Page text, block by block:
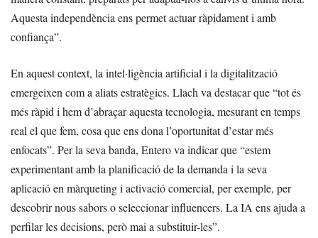
Aquesta independència ens permet actuar ràpidament i amb
confiança”.
En aquest context, la intel·ligència artificial i la digitalització
emergeixen com a aliats estratègics. Llach va destacar que “tot és
més ràpid i hem d’abraçar aquesta tecnologia, mesurant en temps
real el que fem, cosa que ens dona l’oportunitat d’estar més
enfocats”. Per la seva banda, Entero va indicar que “estem
experimentant amb la planificació de la demanda i la seva
aplicació en màrqueting i activació comercial, per exemple, per
descobrir nous sabors o seleccionar influencers. La IA ens ajuda a
perfilar les decisions, però mai a substituir-les”.